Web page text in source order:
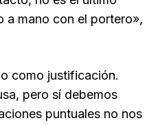
a mano con el portero»,
como justificación.
pero sí debemos
puntuales no nos